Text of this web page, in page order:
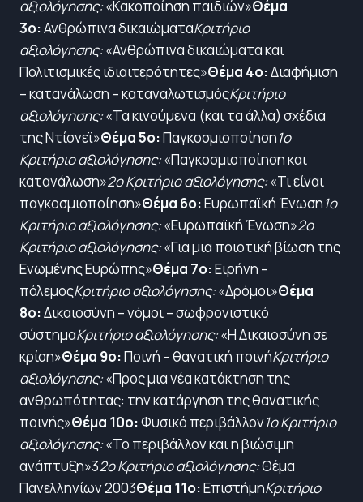
αξιολόγησης:«Κακοποίηση παιδιών»Θέμα
3ο:Ανθρώπινα δικαιώματαΚριτήριο
αξιολόγησης:«Ανθρώπινα δικαιώματα και
Πολιτισμικές ιδιαιτερότητες»Θέμα 4ο:Διαφήμιση
– κατανάλωση – καταναλωτισμόςΚριτήριο
αξιολόγησης:«Τα κινούμενα (και τα άλλα) σχέδια
της Ντίσνεϊ»Θέμα 5ο:Παγκοσμιοποίηση1ο
Κριτήριο αξιολόγησης:«Παγκοσμιοποίηση και
κατανάλωση»2ο Κριτήριο αξιολόγησης:«Τι είναι
παγκοσμιοποίηση»Θέμα 6ο:Ευρωπαϊκή Ένωση1ο
Κριτήριο αξιολόγησης:«Ευρωπαϊκή Ένωση»2ο
Κριτήριο αξιολόγησης:«Για μια ποιοτική βίωση της
Ενωμένης Ευρώπης»Θέμα 7ο:Ειρήνη –
πόλεμοςΚριτήριο αξιολόγησης:«Δρόμοι»Θέμα
8ο:Δικαιοσύνη – νόμοι – σωφρονιστικό
σύστημαΚριτήριο αξιολόγησης:«Η Δικαιοσύνη σε
κρίση»Θέμα 9ο:Ποινή – θανατική ποινήΚριτήριο
αξιολόγησης:«Προς μια νέα κατάκτηση της
ανθρωπότητας: την κατάργηση της θανατικής
ποινής»Θέμα 10ο:Φυσικό περιβάλλον1ο Κριτήριο
αξιολόγησης:«Το περιβάλλον και η βιώσιμη
ανάπτυξη»32ο Κριτήριο αξιολόγησης:Θέμα
Πανελληνίων 2003Θέμα 11ο:ΕπιστήμηΚριτήριο